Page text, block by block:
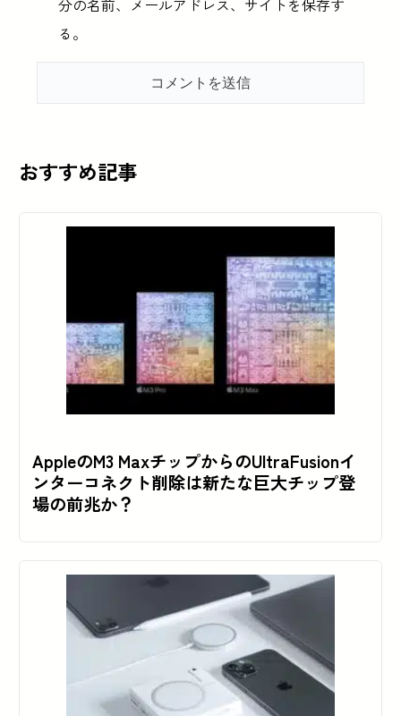
る。
おすすめ記事
AppleのM3 MaxチップからのUltraFusionイ
ンターコネクト削除は新たな巨大チップ登
場の前兆か？